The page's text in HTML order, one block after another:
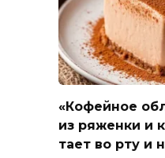
«Кофейное
из ряженки и
тает во рту и